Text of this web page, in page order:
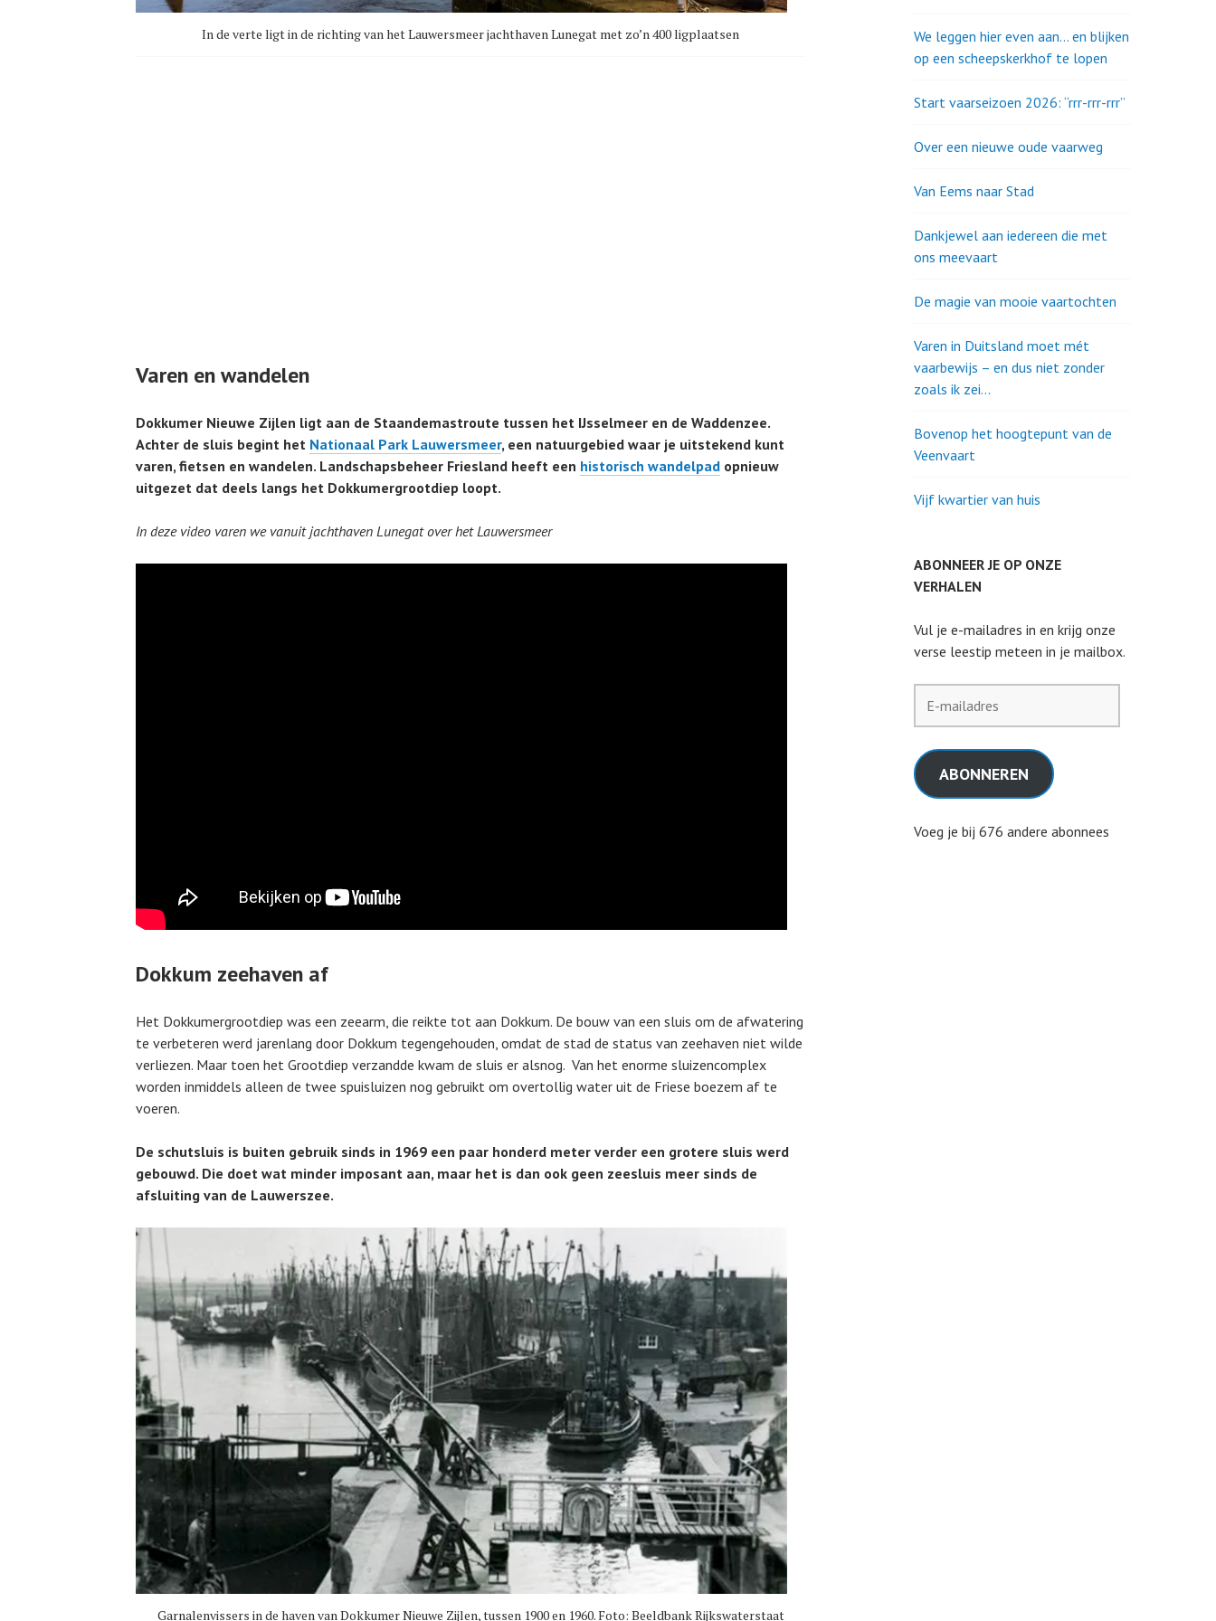
In de verte ligt in de richting van het Lauwersmeer jachthaven Lunegat met zo’n 400 ligplaatsen
Varen en wandelen
Dokkumer Nieuwe Zijlen ligt aan de Staandemastroute tussen het IJsselmeer en de Waddenzee.
Achter de sluis begint het Nationaal Park Lauwersmeer, een natuurgebied waar je uitstekend kunt
varen, fietsen en wandelen. Landschapsbeheer Friesland heeft een historisch wandelpad opnieuw
uitgezet dat deels langs het Dokkumergrootdiep loopt.
In deze video varen we vanuit jachthaven Lunegat over het Lauwersmeer
Dokkum zeehaven af
Het Dokkumergrootdiep was een zeearm, die reikte tot aan Dokkum. De bouw van een sluis om de afwatering
te verbeteren werd jarenlang door Dokkum tegengehouden, omdat de stad de status van zeehaven niet wilde
verliezen. Maar toen het Grootdiep verzandde kwam de sluis er alsnog. Van het enorme sluizencomplex
worden inmiddels alleen de twee spuisluizen nog gebruikt om overtollig water uit de Friese boezem af te
voeren.
De schutsluis is buiten gebruik sinds in 1969 een paar honderd meter verder een grotere sluis werd
gebouwd. Die doet wat minder imposant aan, maar het is dan ook geen zeesluis meer sinds de
afsluiting van de Lauwerszee.
Garnalenvissers in de haven van Dokkumer Nieuwe Zijlen, tussen 1900 en 1960. Foto: Beeldbank Rijkswaterstaat
We leggen hier even aan… en blijken
op een scheepskerkhof te lopen
Start vaarseizoen 2026: “rrr-rrr-rrr”
Over een nieuwe oude vaarweg
Van Eems naar Stad
Dankjewel aan iedereen die met
ons meevaart
De magie van mooie vaartochten
Varen in Duitsland moet mét
vaarbewijs – en dus niet zonder
zoals ik zei…
Bovenop het hoogtepunt van de
Veenvaart
Vijf kwartier van huis
ABONNEER JE OP ONZE
VERHALEN
Vul je e-mailadres in en krijg onze
verse leestip meteen in je mailbox.
mailadres
ABONNEREN
Voeg je bij 676 andere abonnees